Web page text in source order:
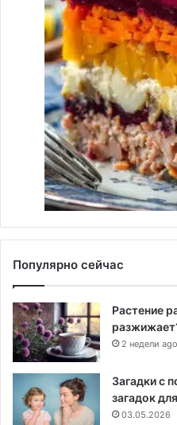
Популярно сейчас
Растение
2 недели ago
Загадки с
загадок
03.05.2026